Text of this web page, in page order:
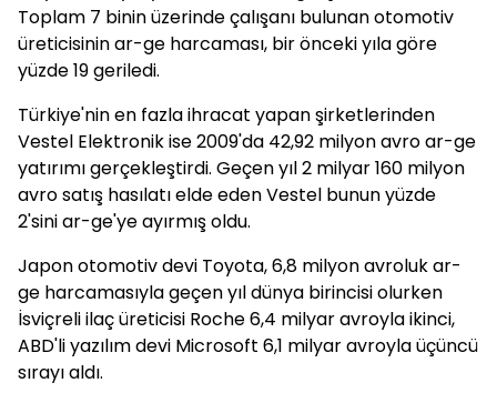
Toplam 7 binin üzerinde çalışanı bulunan otomotiv
üreticisinin ar-ge harcaması, bir önceki yıla göre
yüzde 19 geriledi.
Türkiye'nin en fazla ihracat yapan şirketlerinden
Vestel Elektronik ise 2009'da 42,92 milyon avro ar-ge
yatırımı gerçekleştirdi. Geçen yıl 2 milyar 160 milyon
avro satış hasılatı elde eden Vestel bunun yüzde
2'sini ar-ge'ye ayırmış oldu.
Japon otomotiv devi Toyota, 6,8 milyon avroluk ar-
ge harcamasıyla geçen yıl dünya birincisi olurken
İsviçreli ilaç üreticisi Roche 6,4 milyar avroyla ikinci,
ABD'li yazılım devi Microsoft 6,1 milyar avroyla üçüncü
sırayı aldı.